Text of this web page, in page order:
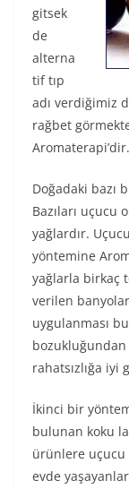
gitsek
de
alterna
tif tıp
adı verdiğimiz
rağbet
Aromaterapi’dir.
Doğadaki bazı
Bazıları uçucu
yağlardır.
yöntemine
yağlarla birkaç
verilen
uygulanması
bozukluğundan
rahatsızlığa iyi
İkinci bir
bulunan koku
ürünlere uçucu
evde